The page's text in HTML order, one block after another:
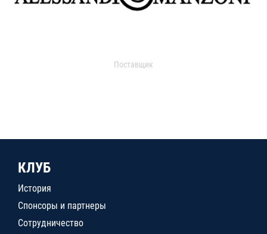
Поставщик
КЛУБ
История
Спонсоры и партнеры
Сотрудничество